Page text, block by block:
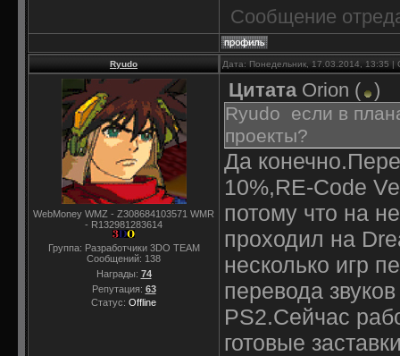
Сообщение
Ryudo Дата: Понедельник, 17.03.2014, 13:35
WebMoney WMZ - Z308684103571 WMR
- R132981283614
Группа: Разработчики 3DO TEAM
Сообщений: 138
Награды: 74
Репутация: 63
Статус: Offline
Цитата Orion ( )
Ryudo если в
проекты?
Да
10%,RE-Code
потому что на
проходил на
несколько игр
перевода
PS2.Сейчас
готовые